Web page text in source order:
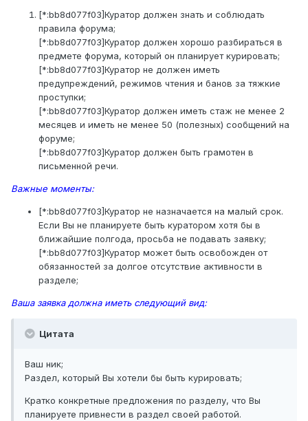
[*:bb8d077f03]Куратор должен знать и соблюдать
правила форума;
[*:bb8d077f03]Куратор должен хорошо разбираться в
предмете форума, который он планирует курировать;
[*:bb8d077f03]Куратор не должен иметь
предупреждений, режимов чтения и банов за тяжкие
проступки;
[*:bb8d077f03]Куратор должен иметь стаж не менее 2
месяцев и иметь не менее 50 (полезных) сообщений на
форуме;
[*:bb8d077f03]Куратор должен быть грамотен в
письменной речи.
Важные моменты:
[*:bb8d077f03]Куратор не назначается на малый срок.
Если Вы не планируете быть куратором хотя бы в
ближайшие полгода, просьба не подавать заявку;
[*:bb8d077f03]Куратор может быть освобожден от
обязанностей за долгое отсутствие активности в
разделе;
Ваша заявка должна иметь следующий вид:
Цитата
Ваш ник;
Раздел, который Вы хотели бы быть курировать;
Кратко конкретные предложения по разделу, что Вы
планируете привнести в раздел своей работой.